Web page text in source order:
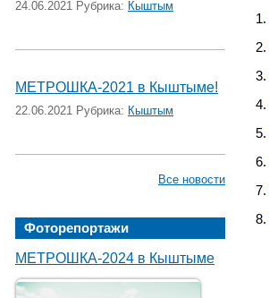
24.06.2021 Рубрика: Кыштым
МЕТРОШКА-2021 в Кыштыме!
22.06.2021 Рубрика: Кыштым
Все новости
Фоторепортажи
МЕТРОШКА-2024 в Кыштыме